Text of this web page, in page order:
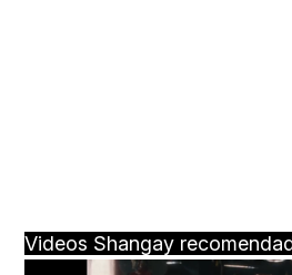
Videos Shangay